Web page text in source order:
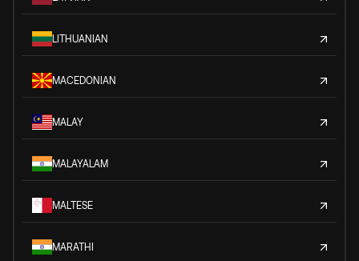
LITHUANIAN
MACEDONIAN
MALAY
MALAYALAM
MALTESE
MARATHI